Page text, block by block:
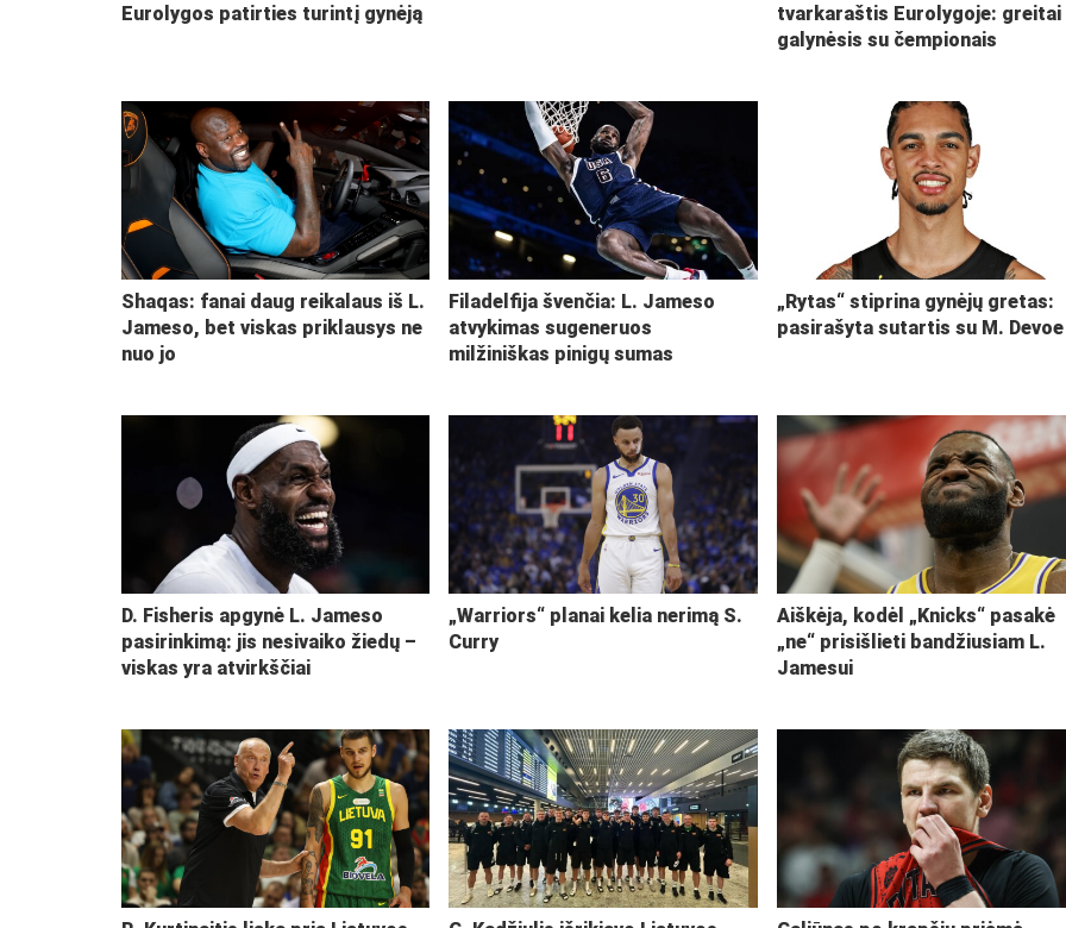
Eurolygos patirties turintį gynėją
tvarkaraštis Eurolygoje: greitai
galynėsis su čempionais
Shaqas: fanai daug reikalaus iš L.
Jameso, bet viskas priklausys ne
nuo jo
Filadelfija švenčia: L. Jameso
atvykimas sugeneruos
milžiniškas pinigų sumas
„Rytas“ stiprina gynėjų gretas:
pasirašyta sutartis su M. Devoe
D. Fisheris apgynė L. Jameso
pasirinkimą: jis nesivaiko žiedų –
viskas yra atvirkščiai
„Warriors“ planai kelia nerimą S.
Curry
Aiškėja, kodėl „Knicks“ pasakė
„ne“ prisišlieti bandžiusiam L.
Jamesui